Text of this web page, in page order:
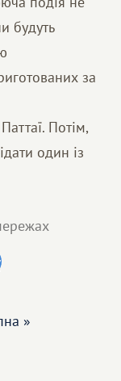
будуть
за
Потім,
один із
»